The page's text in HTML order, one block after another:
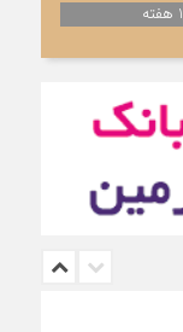
1 هفته